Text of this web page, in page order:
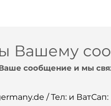
Вашему
сообщение и мы
/ Тел: и ВатСап: